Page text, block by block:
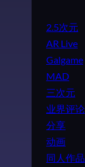
2.5次元
AR Live
Galgame
MAD
三次元
业界评论
分享
动画
同人作品